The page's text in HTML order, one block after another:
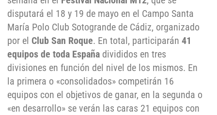
disputará el 18 y 19 de mayo en el Campo Santa
María Polo Club Sotogrande de Cádiz, organizado
por el Club San Roque. En total, participarán 41
equipos de toda España divididos en tres
divisiones en función del nivel de los mismos. En
la primera o «consolidados» competirán 16
equipos con el objetivos de ganar, en la segunda o
«en desarrollo» se verán las caras 21 equipos con